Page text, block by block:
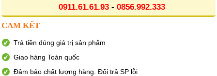
0911.61.61.93- 0856.992.333
CAM KẾT
Trả tiền đúng giá trị sản phẩm
Giao hàng Toàn quốc
Đảm bảo chất lượng hàng. Đổi trả SP lỗi